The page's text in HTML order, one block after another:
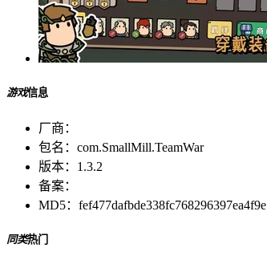
游戏信息
厂商：
包名： com.SmallMill.TeamWar
版本： 1.3.2
备案：
MD5： fef477dafbde338fc768296397ea4f9e
同类热门